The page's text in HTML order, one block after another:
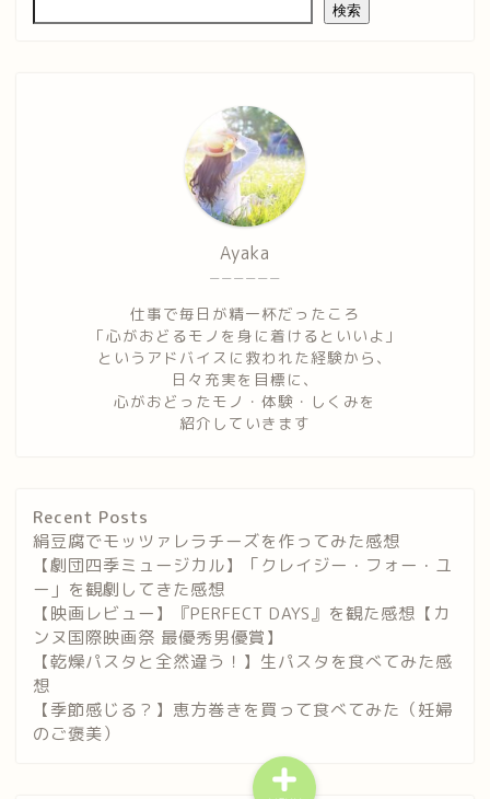
検索
ーーーーーー
Ayaka
仕事で毎日が精一杯だったころ
「心がおどるモノを身に着けるといいよ」
というアドバイスに救われた経験から、
日々充実を目標に、
心がおどったモノ・体験・しくみを
紹介していきます
Recent Posts
絹豆腐でモッツァレラチーズを作ってみた感想
【劇団四季ミュージカル】「クレイジー・フォー・ユ
ー」を観劇してきた感想
【映画レビュー】『PERFECT DAYS』を観た感想【カ
ンヌ国際映画祭 最優秀男優賞】
【乾燥パスタと全然違う！】生パスタを食べてみた感
想
【季節感じる？】恵方巻きを買って食べてみた（妊婦
のご褒美）